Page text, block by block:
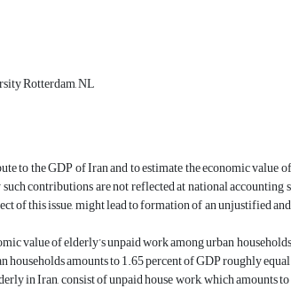
Rotterdam, NL
to the GDP of Iran and to estimate the economic value
contributions are not reflected at national
of this issue, might lead to formation of an unjustified
value of elderly’s unpaid work among urban
amounts to 1.65 percent of GDP roughly
in Iran, consist of unpaid house work, which amounts